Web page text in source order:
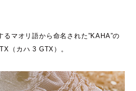
マオリ語から命名された”KAHA”の
（カハ 3 GTX）。